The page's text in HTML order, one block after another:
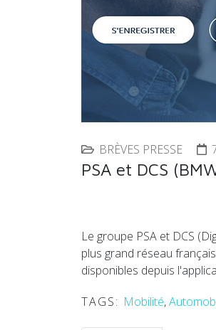
BRÈVES PRESSE
PSA et DCS
Le groupe PSA et DCS
plus grand réseau
disponibles depuis
TAGS: Mobilité,